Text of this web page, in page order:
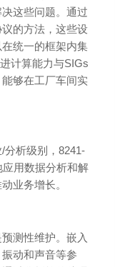
这些问题。通过
的方法，这些设
统一的框架内集
计算能力与SIGs
够在工厂车间实
分析级别，8241-
用数据分析和解
业务增长。
测性维护。嵌入
动和声音等参